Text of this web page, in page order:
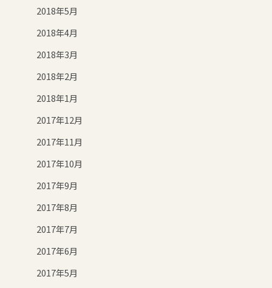
2018年5月
2018年4月
2018年3月
2018年2月
2018年1月
2017年12月
2017年11月
2017年10月
2017年9月
2017年8月
2017年7月
2017年6月
2017年5月